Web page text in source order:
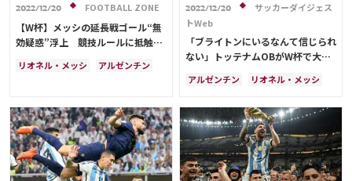
運営会社
2022/12/20 FOOTBALL ZONE
【W杯】メッシの延長戦ゴール“無
効疑惑”浮上 競技ルールに抵触の
リオネル・メッシ
アルゼンチン
アンヘル・ディ・マリア
2022/12/20
サッカーダイジェス
トWeb
「ブライトンにいるなんて信じられ
ない」トッテナムOBがW杯で大活
ョークも「なぜビスマを選んだ？」
アルゼンチン
リオネル・メッシ
三笘 薫
ルカ・モドリッチ
アンヘル・ディ・マリア